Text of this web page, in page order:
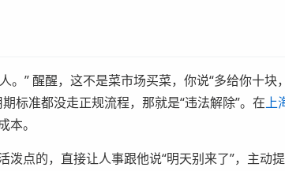
。” 醒醒，这不是菜市场买菜，你说“多给你十块
标准都没走正规流程，那就是“违法解除”。在上
。
点的，直接让人事跟他说“明天别来了”，主动